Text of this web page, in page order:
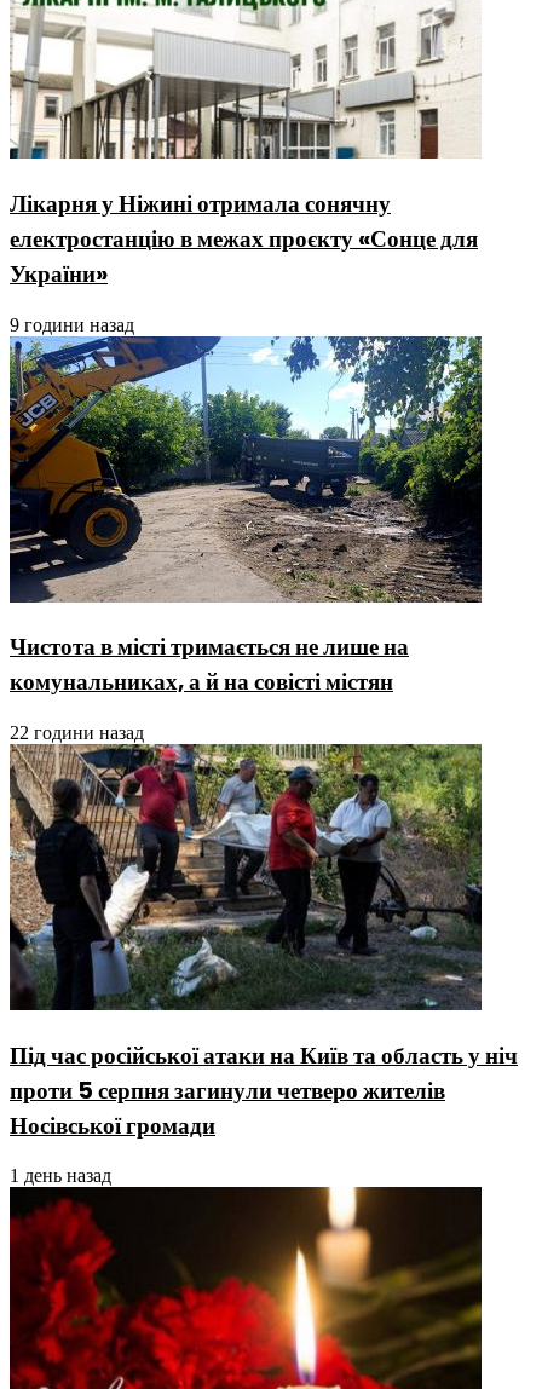
Лікарня у Ніжині отримала сонячну
електростанцію в межах проєкту «Сонце для
України»
9 години назад
Чистота в місті тримається не лише на
комунальниках, а й на совісті містян
22 години назад
Під час російської атаки на Київ та область у ніч
проти 5 серпня загинули четверо жителів
Носівської громади
1 день назад